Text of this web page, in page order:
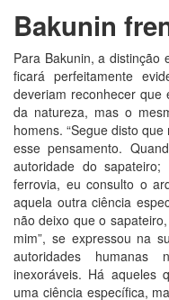
Bakunin
Para Bakunin, a distinção
ficará perfeitamente
deveriam reconhecer
da natureza, mas o
homens. “Segue disto
esse pensamento.
autoridade do
ferrovia, eu consulto o
aquela outra ciência
não deixo que o
mim”, se expressou na
autoridades humanas
inexoráveis. Há aqueles
uma ciência específica,